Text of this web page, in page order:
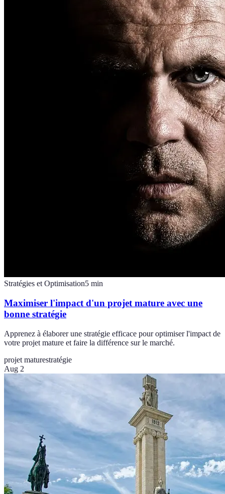
Stratégies et Optimisation5 min
Maximiser l'impact d'un projet mature avec une
bonne stratégie
Apprenez à élaborer une stratégie efficace pour optimiser l'impact de
votre projet mature et faire la différence sur le marché.
projet maturestratégie
Aug 2